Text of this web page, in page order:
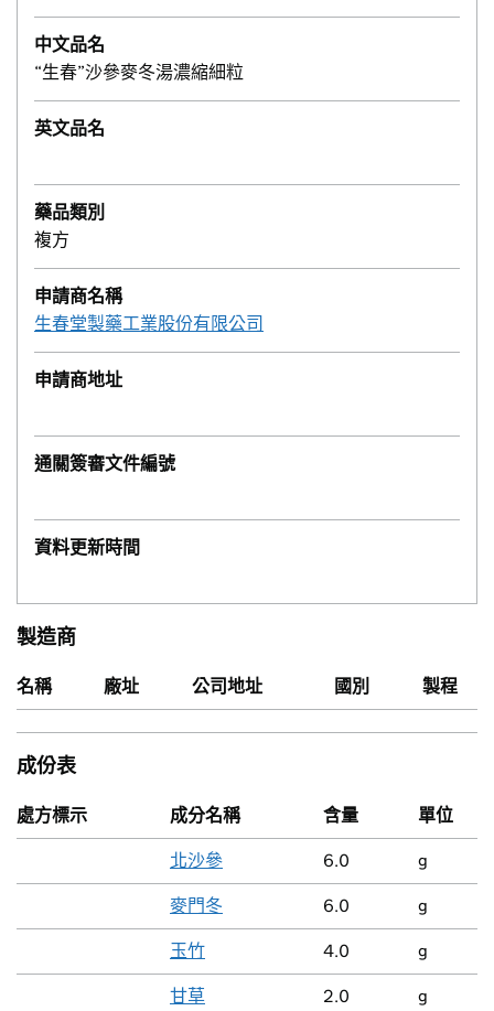
中文品名
“生春”沙參麥冬湯濃縮細粒
英文品名
藥品類別
複方
申請商名稱
生春堂製藥工業股份有限公司
申請商地址
通關簽審文件編號
資料更新時間
製造商
名稱 廠址 公司地址 國別 製程
成份表
處方標示 成分名稱 含量 單位
北沙參 6.0 g
麥門冬 6.0 g
玉竹 4.0 g
甘草 2.0 g